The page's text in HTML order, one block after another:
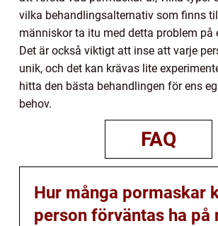
vilka behandlingsalternativ som finns
människor ta itu med detta problem på
Det är också viktigt att inse att varje
unik, och det kan krävas lite
hitta den bästa behandlingen för ens
behov.
FAQ
Hur många pormaskar
person förväntas ha på